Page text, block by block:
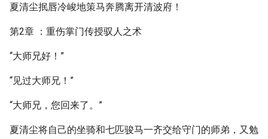
夏清尘抿唇冷峻地策马奔腾离开清波府！
第2章 ：重伤掌门传授驭人之术
“大师兄好！”
“见过大师兄！”
“大师兄，您回来了。”
夏清尘将自己的坐骑和七匹骏马一齐交给守门的师弟，又勉